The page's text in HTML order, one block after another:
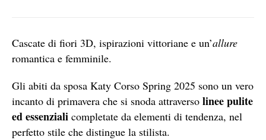
Cascate di fiori 3D, ispirazioni vittoriane e un’allure
romantica e femminile.
Gli abiti da sposa Katy Corso Spring 2025 sono un vero
incanto di primavera che si snoda attraverso linee pulite
ed essenziali completate da elementi di tendenza, nel
perfetto stile che distingue la stilista.